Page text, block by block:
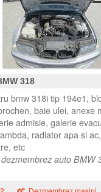
318
bmw 318i tip 194e1,
baie ulei, anexe
admisie, galerie
radiator apa si ac,
etc
auto BMW